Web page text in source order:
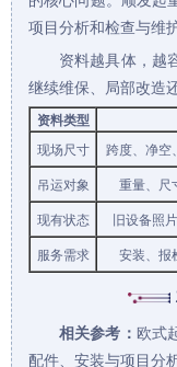
项目分析和检查与维
资料越具体，越
继续维保、局部改造
资料类型
现场尺寸 跨度、净空
吊运对象
重量、尺
现有状态
旧设备照
服务需求
安装、报
相关参考： 欧式
配件、 安装与项目分